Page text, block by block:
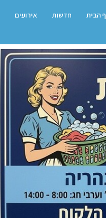
הבית חדשות אירועים